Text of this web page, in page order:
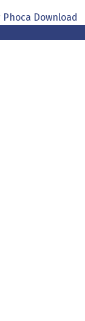
Phoca Download